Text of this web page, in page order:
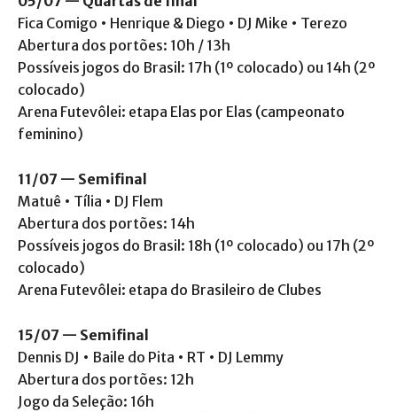
Fica Comigo • Henrique & Diego • DJ Mike • Terezo
Abertura dos portões: 10h / 13h
Possíveis jogos do Brasil: 17h (1º colocado) ou 14h (2º
colocado)
Arena Futevôlei: etapa Elas por Elas (campeonato
feminino)
11/07 — Semifinal
Matuê • Tília • DJ Flem
Abertura dos portões: 14h
Possíveis jogos do Brasil: 18h (1º colocado) ou 17h (2º
colocado)
Arena Futevôlei: etapa do Brasileiro de Clubes
15/07 — Semifinal
Dennis DJ • Baile do Pita • RT • DJ Lemmy
Abertura dos portões: 12h
Jogo da Seleção: 16h